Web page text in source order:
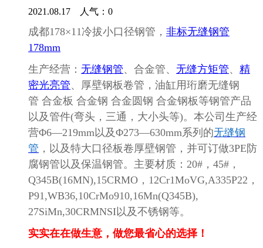
2021.08.17 人气： 0
成都178×11冷拔小口径钢管， 非标无缝钢管
178mm
生产经营： 无缝钢管、合金管、 无缝方矩管、 精
密光亮管、厚壁钢板卷管，油缸用珩磨无缝钢
管 合金板 合金钢 合金圆钢 合金钢板等钢管产品
以及管件(弯头，三通，大小头等)。本公司生产经
营Φ6—219mm以及Φ273—630mm系列的无缝钢
管 ，以及特大口径板卷厚壁钢管，并可订做3PE防
腐钢管以及保温钢管。主要材质：20#，45#，
Q345B(16MN),15CRMO，12Cr1MoVG,A335P22，
P91,WB36,10CrMo910,16Mn(Q345B),
27SiMn,30CRMNSI以及不锈钢等。
实实在在做生意，做您最省心的选择！